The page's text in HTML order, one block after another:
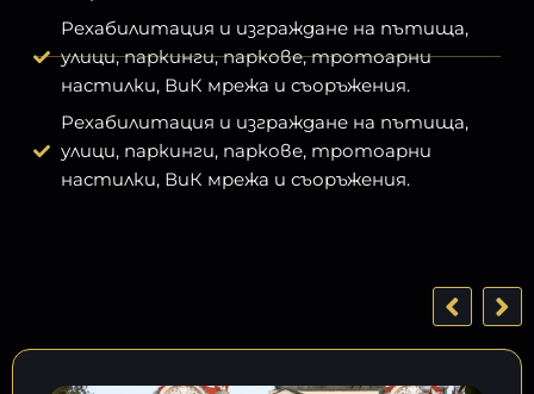
Рехабилитация и изграждане на пътища,
улици, паркинги, паркове, тротоарни
настилки, ВиК мрежа и съоръжения.
Рехабилитация и изграждане на пътища,
улици, паркинги, паркове, тротоарни
настилки, ВиК мрежа и съоръжения.